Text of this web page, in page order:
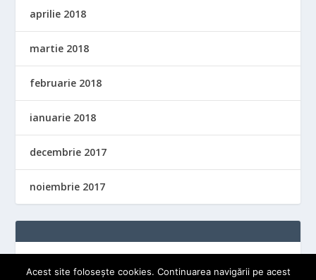
aprilie 2018
martie 2018
februarie 2018
ianuarie 2018
decembrie 2017
noiembrie 2017
Acest site folosește cookies. Continuarea navigării pe acest